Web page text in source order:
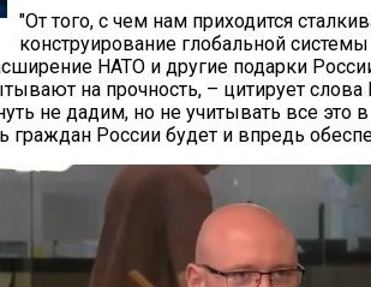
"От того, с чем нам приходится
конструирование глобальной
НАТО и другие подарки
на прочность, – цитирует
не дадим, но не учитывать все это
граждан России будет и впредь